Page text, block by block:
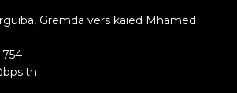
Gremda vers kaied Mhamed
754